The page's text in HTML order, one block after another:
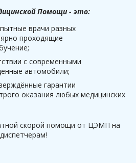
Помощи - это:
врачи разных
проходящие
с современными
автомобили;
гарантии
оказания любых медицинских
скорой помощи от ЦЭМП на